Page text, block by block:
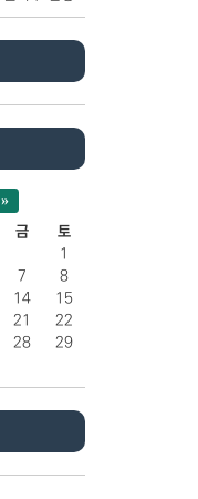
»
금
토
1
7
8
14
15
21
22
28
29